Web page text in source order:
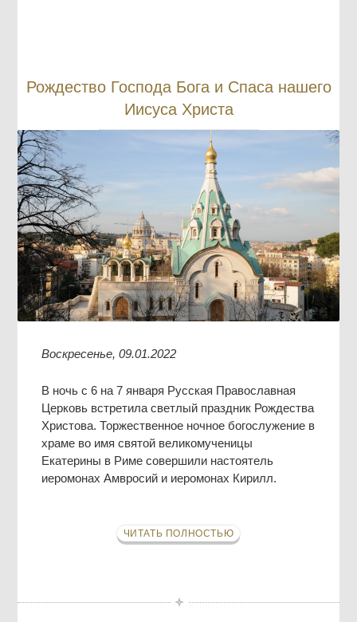
Рождество Господа Бога и Спаса нашего
Иисуса Христа
Воскресенье, 09.01.2022
В ночь с 6 на 7 января Русская Православная
Церковь встретила светлый праздник Рождества
Христова. Торжественное ночное богослужение в
храме во имя святой великомученицы
Екатерины в Риме совершили настоятель
иеромонах Амвросий и иеромонах Кирилл.
ЧИТАТЬ ПОЛНОСТЬЮ